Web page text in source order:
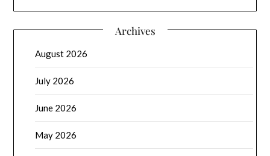
Archives
August 2026
July 2026
June 2026
May 2026